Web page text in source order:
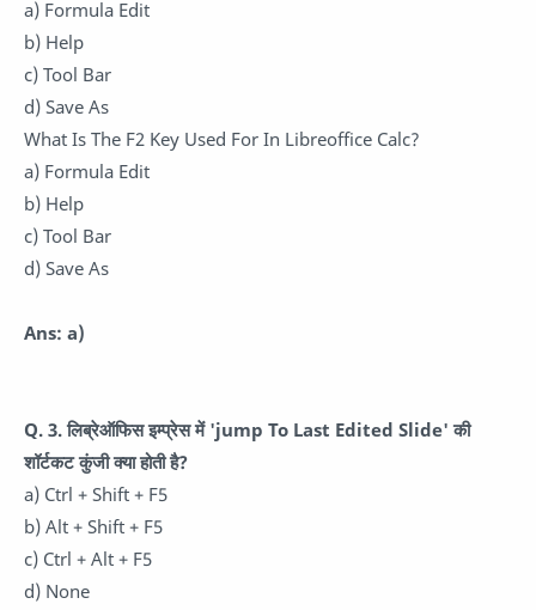
a) Formula Edit
b) Help
c) Tool Bar
d) Save As
What Is The F2 Key Used For In Libreoffice Calc?
a) Formula Edit
b) Help
c) Tool Bar
d) Save As
Ans: a)
Q. 3. लिब्रेऑफिस इम्प्रेस में 'jump To Last Edited Slide' की
शॉर्टकट कुंजी क्या होती है?
a) Ctrl + Shift + F5
b) Alt + Shift + F5
c) Ctrl + Alt + F5
d) None